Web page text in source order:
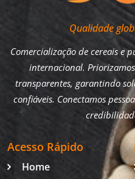
Qualidade
Comercialização de cereais e
internacional.
transparentes, garantindo
confiáveis. Conectamos
Acesso Rápido
Home